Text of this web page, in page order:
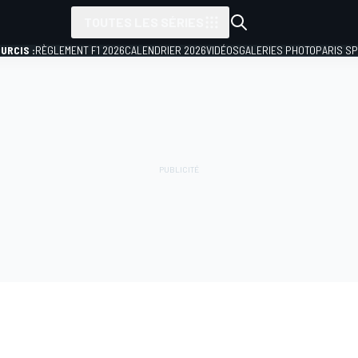
:RÈGLEMENT F1 2026CALENDRIER 2026VIDÉOSGALERIES PHOTOPARIS